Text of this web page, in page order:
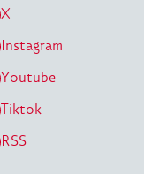
X
Instagram
Youtube
Tiktok
RSS